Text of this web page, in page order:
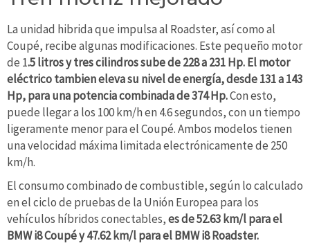
La unidad hibrida que impulsa al Roadster, así como al
Coupé, recibe algunas modificaciones. Este pequeño motor
de 1.5 litros y tres cilindros sube de 228 a 231 Hp. El motor
eléctrico tambien eleva su nivel de energía, desde 131 a 143
Hp, para una potencia combinada de 374 Hp.Con esto,
puede llegar a los 100 km/h en 4.6 segundos, con un tiempo
ligeramente menor para el Coupé. Ambos modelos tienen
una velocidad máxima limitada electrónicamente de 250
km/h.
El consumo combinado de combustible, según lo calculado
en el ciclo de pruebas de la Unión Europea para los
vehículos híbridos conectables,es de 52.63 km/l para el
BMW i8 Coupé y 47.62 km/l para el BMW i8 Roadster.